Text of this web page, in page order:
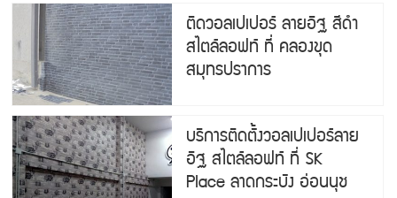
ติดวอลเปเปอร์ ลายอิฐ สีดำ
สไตล์ลอฟท์ ที่ คลองขุด
สมุทรปราการ
บริการติดตั้งวอลเปเปอร์ลาย
อิฐ สไตล์ลอฟท์ ที่ SK
Place ลาดกระบัง อ่อนนุช